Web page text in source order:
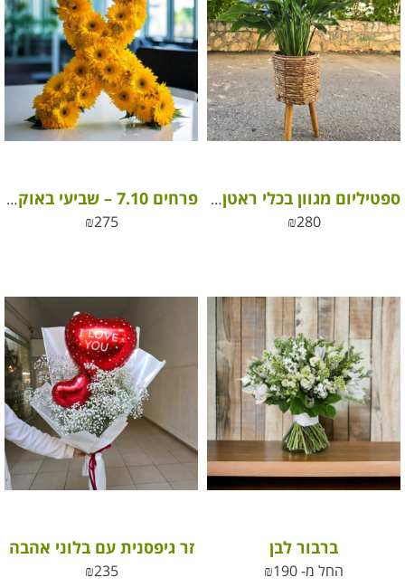
ספטיליום מגוון בכלי ראטן על רגליים
₪280
פרחים 7.10 – שביעי באוקטובר
₪275
ברבור לבן
החל מ- ₪190
זר גיפסנית עם בלוני אהבה
₪235